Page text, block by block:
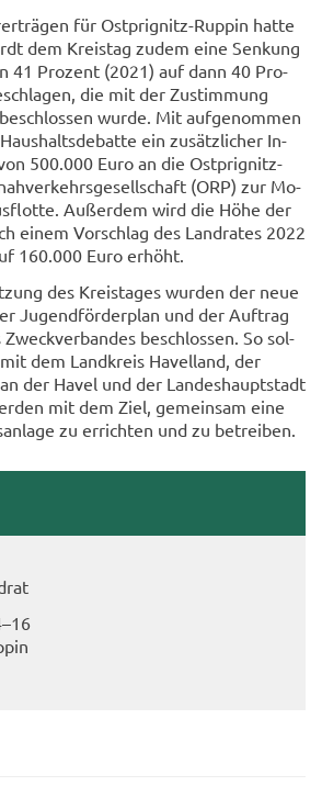
für Ostprignitz-​Ruppin hatte
dem Kreis­tag zudem eine Sen­kung
41 Pro­zent (2021) auf dann 40 Pro­
die mit der Zu­stim­mung
wurde. Mit auf­ge­nom­men
ein zu­sätz­li­cher In­
500.000 Euro an die Ostprignitz-​
(ORP) zur Mo­
Au­ßer­dem wird die Höhe der
einem Vor­schlag des Land­ra­tes 2022
160.000 Euro er­höht.
des Kreis­ta­ges wur­den der neue
Ju­gend­för­der­plan und der Auf­trag
be­schlos­sen. So sol­
dem Land­kreis Ha­vel­land, der
der Havel und der Lan­des­haupt­stadt
mit dem Ziel, ge­mein­sam eine
zu er­rich­ten und zu be­trei­ben.